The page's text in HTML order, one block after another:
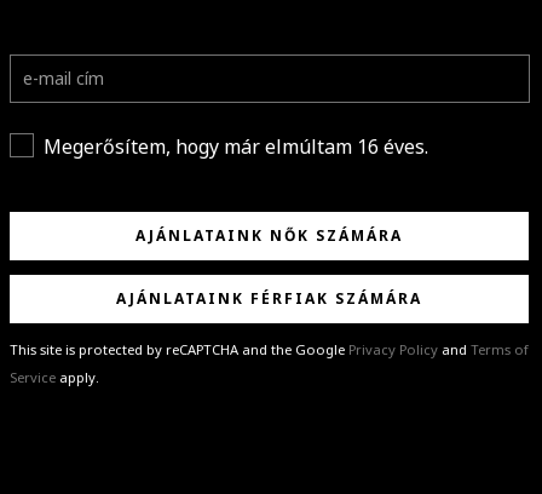
Megerősítem, hogy már elmúltam 16 éves.
AJÁNLATAINK NŐK SZÁMÁRA
AJÁNLATAINK FÉRFIAK SZÁMÁRA
This site is protected by reCAPTCHA and the Google Privacy Policy and Terms of
Service apply.